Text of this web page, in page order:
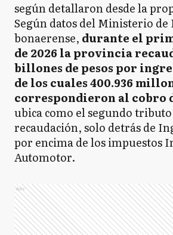
según detallaron desde la
Según datos del Ministerio de
bonaerense, durante el
de 2026 la provincia
billones de pesos por
de los cuales 400.936
correspondieron al cobro
ubica como el segundo
recaudación, solo detrás de
por encima de los impuestos
Automotor.
Ads